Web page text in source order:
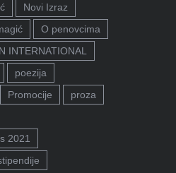
Novi Izraz
O penovcima
INTERNATIONAL
poezija
Promocije
proza
2021